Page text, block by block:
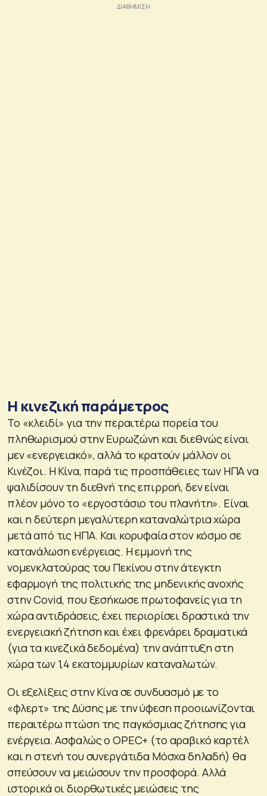
Η κινεζική παράμετρος
Το «κλειδί» για την περαιτέρω πορεία του
πληθωρισμού στην Ευρωζώνη και διεθνώς είναι
μεν «ενεργειακό», αλλά το κρατούν μάλλον οι
Κινέζοι. Η Κίνα, παρά τις προσπάθειες των ΗΠΑ να
ψαλιδίσουν τη διεθνή της επιρροή, δεν είναι
πλέον μόνο το «εργοστάσιο του πλανήτη». Είναι
και η δεύτερη μεγαλύτερη καταναλώτρια χώρα
μετά από τις ΗΠΑ. Και κορυφαία στον κόσμο σε
κατανάλωση ενέργειας. Η εμμονή της
νομενκλατούρας του Πεκίνου στην άτεγκτη
εφαρμογή της πολιτικής της μηδενικής ανοχής
στην Covid, που ξεσήκωσε πρωτοφανείς για τη
χώρα αντιδράσεις, έχει περιορίσει δραστικά την
ενεργειακή ζήτηση και έχει φρενάρει δραματικά
(για τα κινεζικά δεδομένα) την ανάπτυξη στη
χώρα των 1,4 εκατομμυρίων καταναλωτών.
Οι εξελίξεις στην Κίνα σε συνδυασμό με το
«φλερτ» της Δύσης με την ύφεση προοιωνίζονται
περαιτέρω πτώση της παγκόσμιας ζήτησης για
ενέργεια. Ασφαλώς ο OPEC+ (το αραβικό καρτέλ
και η στενή του συνεργάτιδα Μόσχα δηλαδή) θα
σπεύσουν να μειώσουν την προσφορά. Αλλά
ιστορικά οι διορθωτικές μειώσεις της